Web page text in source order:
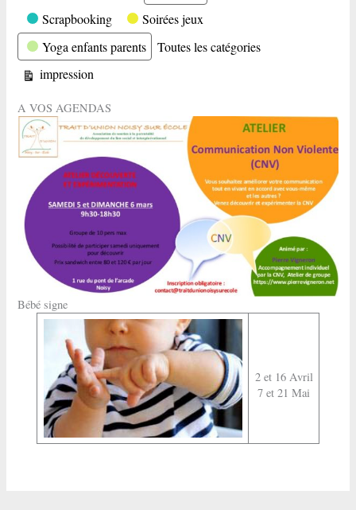
Scrapbooking
Soirées jeux
Yoga enfants parents
Toutes les catégories
Vue
impression
A VOS AGENDAS
Bébé signe
2 et 16 Avril
7 et 21 Mai